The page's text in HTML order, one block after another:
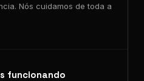
Nós cuidamos de toda a
funcionando